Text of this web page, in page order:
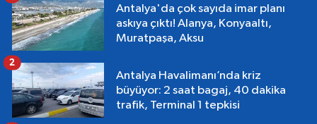
Antalya'da çok sayıda imar planı
askıya çıktı! Alanya, Konyaaltı,
Muratpaşa, Aksu
Antalya Havalimanı’nda kriz
büyüyor: 2 saat bagaj, 40 dakika
trafik, Terminal 1 tepkisi
2